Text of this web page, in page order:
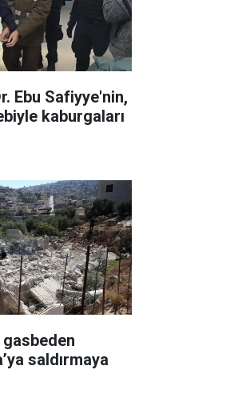
Ebu Safiyye'nin,
kaburgaları
gasbeden
saldırmaya